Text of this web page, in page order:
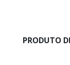
PRODUTO